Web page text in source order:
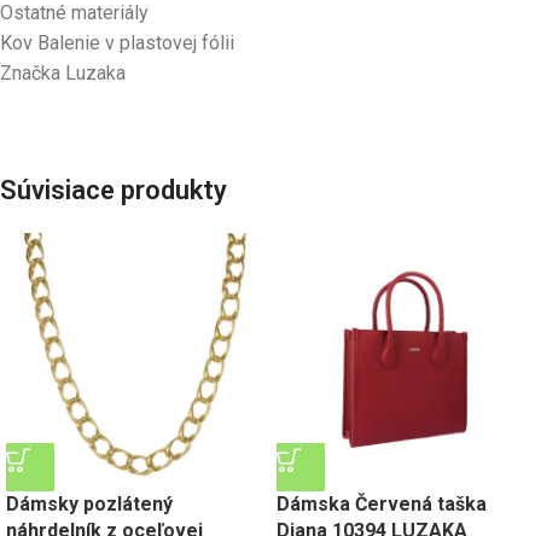
Ostatné materiály
Kov Balenie v plastovej fólii
Značka Luzaka
Súvisiace produkty
Dámsky pozlátený
náhrdelník z oceľovej
Dámska Červená taška
Diana 10394 LUZAKA